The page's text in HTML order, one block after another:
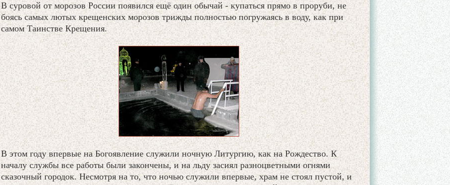
В суровой от морозов России появился ещё один обычай - купаться прямо в проруби, не
боясь самых лютых крещенских морозов трижды полностью погружаясь в воду, как при
самом Таинстве Крещения.
В этом году впервые на Богоявление служили ночную Литургию, как на Рождество. К
началу службы все работы были закончены, и на льду засиял разноцветными огнями
сказочный городок. Несмотря на то, что ночью служили впервые, храм не стоял пустой, и